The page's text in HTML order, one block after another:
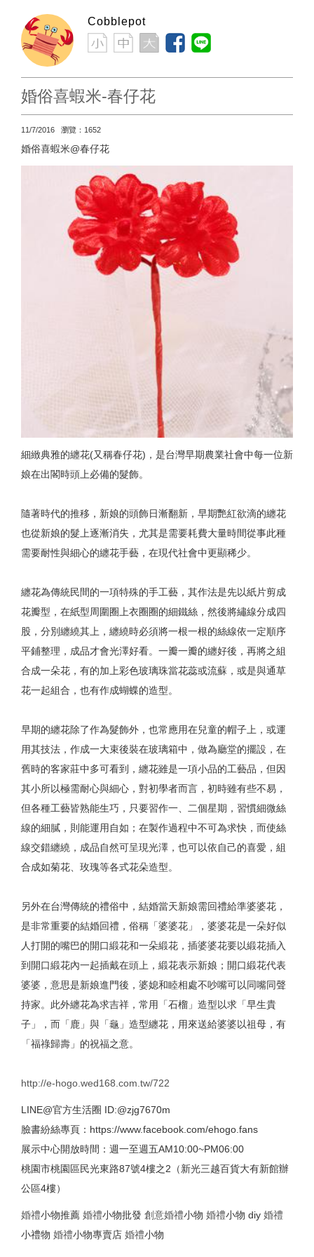
Cobblepot
婚俗喜蝦米-春仔花
11/7/2016 瀏覽：1652
婚俗喜蝦米@春仔花
細緻典雅的纏花(又稱春仔花)，是台灣早期農業社會中每一位新
娘在出閣時頭上必備的髮飾。
隨著時代的推移，新娘的頭飾日漸翻新，早期艷紅欲滴的纏花
也從新娘的髮上逐漸消失，尤其是需要耗費大量時間從事此種
需要耐性與細心的纏花手藝，在現代社會中更顯稀少。
纏花為傳統民間的一項特殊的手工藝，其作法是先以紙片剪成
花瓣型，在紙型周圍圈上衣圈圈的細鐵絲，然後將繡線分成四
股，分別纏繞其上，纏繞時必須將一根一根的絲線依一定順序
平鋪整理，成品才會光澤好看。一瓣一瓣的纏好後，再將之組
合成一朵花，有的加上彩色玻璃珠當花蕊或流蘇，或是與通草
花一起組合，也有作成蝴蝶的造型。
早期的纏花除了作為髮飾外，也常應用在兒童的帽子上，或運
用其技法，作成一大束後裝在玻璃箱中，做為廳堂的擺設，在
舊時的客家莊中多可看到，纏花雖是一項小品的工藝品，但因
其小所以極需耐心與細心，對初學者而言，初時雖有些不易，
但各種工藝皆熟能生巧，只要習作一、二個星期，習慣細微絲
線的細膩，則能運用自如；在製作過程中不可為求快，而使絲
線交錯纏繞，成品自然可呈現光澤，也可以依自己的喜愛，組
合成如菊花、玫瑰等各式花朵造型。
另外在台灣傳統的禮俗中，結婚當天新娘需回禮給準婆婆花，
是非常重要的結婚回禮，俗稱「婆婆花」，婆婆花是一朵好似
人打開的嘴巴的開口緞花和一朵緞花，插婆婆花要以緞花插入
到開口緞花內一起插戴在頭上，緞花表示新娘；開口緞花代表
婆婆，意思是新娘進門後，婆媳和睦相處不吵嘴可以同嘴同聲
持家。此外纏花為求吉祥，常用「石榴」造型以求「早生貴
子」，而「鹿」與「龜」造型纏花，用來送給婆婆以祖母，有
「福祿歸壽」的祝福之意。
http://e-hogo.wed168.com.tw/722
LINE@官方生活圈 ID:@zjg7670m
臉書紛絲專頁：https://www.facebook.com/ehogo.fans
展示中心開放時間：週一至週五AM10:00~PM06:00
桃園市桃園區民光東路87號4樓之2（新光三越百貨大有新館辦
公區4樓）
婚禮小物推薦 婚禮小物批發 創意婚禮小物 婚禮小物 diy 婚禮
小禮物 婚禮小物專賣店 婚禮小物